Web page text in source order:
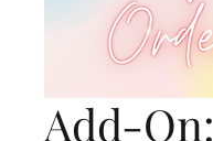
Add-On: